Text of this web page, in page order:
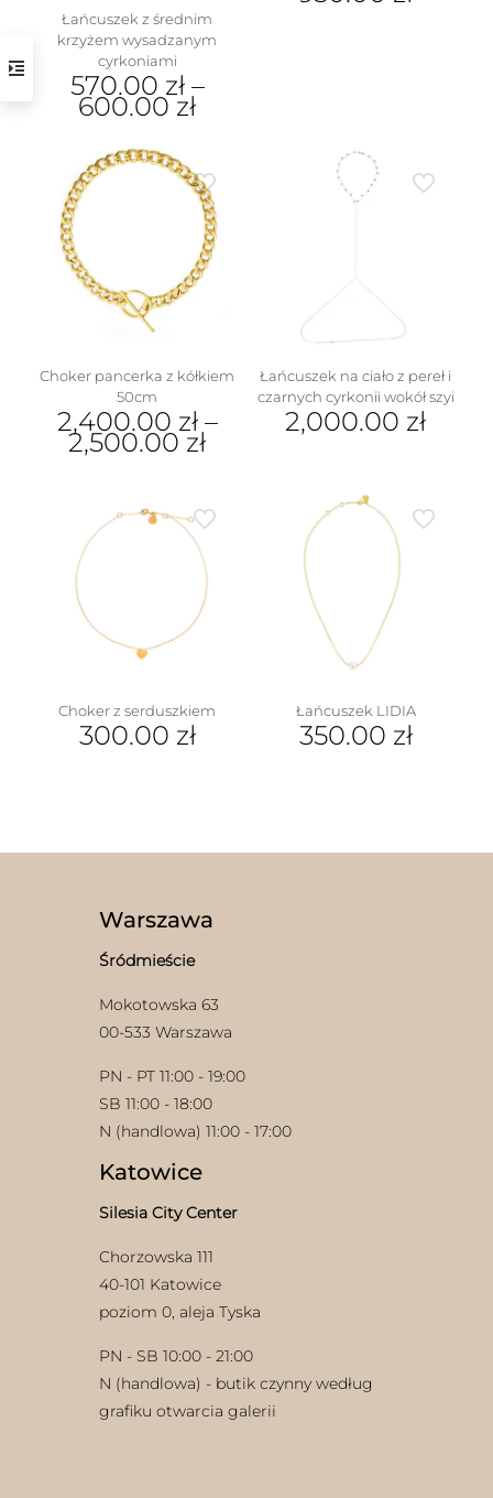
Łańcuszek z średnim
krzyżem wysadzanym
cyrkoniami
570.00 zł–
600.00 zł
produkt
wariantów.
wybrać
na
stronie
Choker pancerka z kółkiem
50cm
2,400.00 zł–
2,500.00zł
ma
wiele
wariantów.
stronie
Łańcuszek na ciało z pereł i
czarnych cyrkonii wokół szyi
2,000.00 zł
Choker z serduszkiem
300.00 zł
Łańcuszek LIDIA
350.00 zł
Warszawa
Śródmieście
Mokotowska 63
00-533 Warszawa
PN - PT 11:00 - 19:00
SB 11:00 - 18:00
N (handlowa) 11:00 - 17:00
Katowice
Silesia City Center
Chorzowska 111
40-101 Katowice
poziom 0, aleja Tyska
PN - SB 10:00 - 21:00
N (handlowa) - butik czynny według
grafiku otwarcia galerii